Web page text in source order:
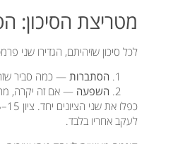
מטריצת הסיכון:
לכל סיכון שזיהיתם, הגדירו שני
הסתברות— כמה סביר שזה יקרה? (סולם 1–5:
השפעה — אם זה יקרה, מה יהיה הנזק?
לעקב אחריו בלבד.